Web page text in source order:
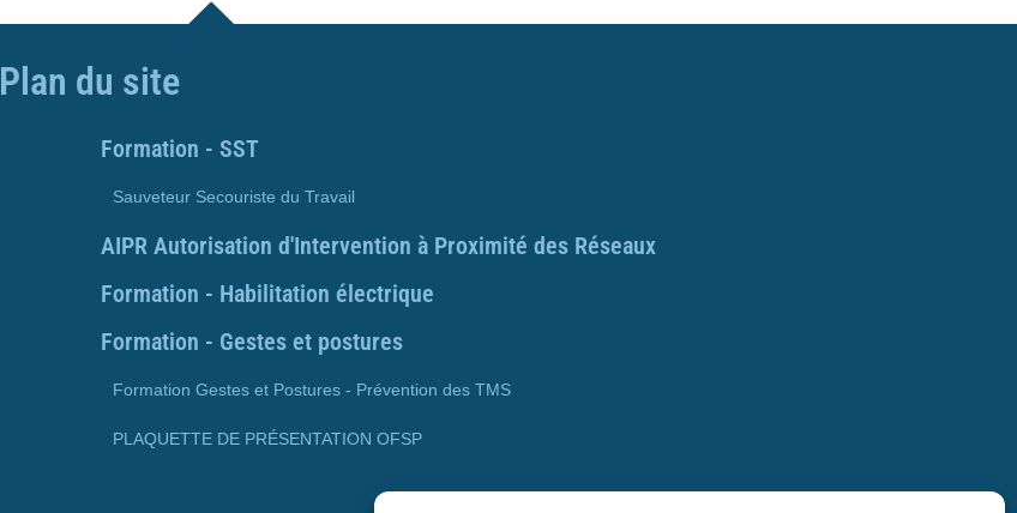
Plan du site
Formation - SST
Sauveteur Secouriste du Travail
AIPR Autorisation d'Intervention à Proximité des Réseaux
Formation - Habilitation électrique
Formation - Gestes et postures
Formation Gestes et Postures - Prévention des TMS
PLAQUETTE DE PRÉSENTATION OFSP